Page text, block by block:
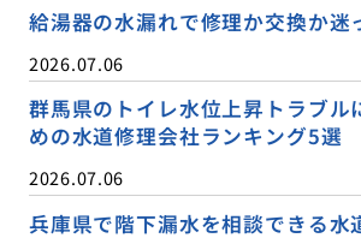
給湯器の水漏れで修理か交換か迷
2026.07.06
群馬県のトイレ水位上昇トラブル
めの水道修理会社ランキング5選
2026.07.06
兵庫県で階下漏水を相談できる水